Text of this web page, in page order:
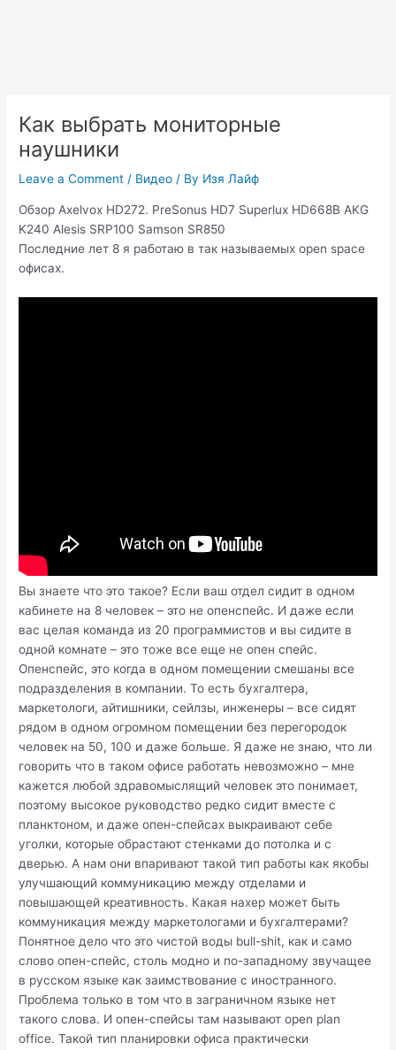
Как выбрать мониторные
наушники
Leave a Comment / Видео / By Изя Лайф
Обзор Axelvox HD272. PreSonus HD7 Superlux HD668B AKG
K240 Alesis SRP100 Samson SR850
Последние лет 8 я работаю в так называемых open space
офисах.
Вы знаете что это такое? Если ваш отдел сидит в одном
кабинете на 8 человек – это не опенспейс. И даже если
вас целая команда из 20 программистов и вы сидите в
одной комнате – это тоже все еще не опен спейс.
Опенспейс, это когда в одном помещении смешаны все
подразделения в компании. То есть бухгалтера,
маркетологи, айтишники, сейлзы, инженеры – все сидят
рядом в одном огромном помещении без перегородок
человек на 50, 100 и даже больше. Я даже не знаю, что ли
говорить что в таком офисе работать невозможно – мне
кажется любой здравомыслящий человек это понимает,
поэтому высокое руководство редко сидит вместе с
планктоном, и даже опен-спейсах выкраивают себе
уголки, которые обрастают стенками до потолка и с
дверью. А нам они впаривают такой тип работы как якобы
улучшающий коммуникацию между отделами и
повышающей креативность. Какая нахер может быть
коммуникация между маркетологами и бухгалтерами?
Понятное дело что это чистой воды bull-shit, как и само
слово опен-спейс, столь модно и по-западному звучащее
в русском языке как заимствование с иностранного.
Проблема только в том что в заграничном языке нет
такого слова. И опен-спейсы там называют open plan
office. Такой тип планировки офиса практически